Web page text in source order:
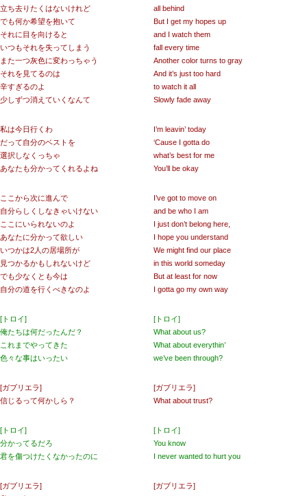
立ち去りたくはないけれど
でも何か希望を抱いて
それに目を向けると
いつもそれを失ってしまう
また一つ灰色に変わっちゃう
それを見てるのは
辛すぎるのよ
少しずつ消えていくなんて
私は今日行くわ
だって自分のベストを
選択しなくっちゃ
あなたも分かってくれるよね
ここから次に進んで
自分らしくしなきゃいけない
ここにいられないのよ
あなたに分かって欲しい
いつかは2人の居場所が
見つかるかもしれないけど
でも少なくとも今は
自分の道を行くべきなのよ
[トロイ]
俺たちは何だったんだ？
これまでやってきた
色々な事はいったい
[ガブリエラ]
信じるって何かしら？
[トロイ]
分かってるだろ
君を傷つけたくなかったのに
[ガブリエラ]
all behind
But I get my hopes up
and I watch them
fall every time
Another color turns to gray
And it’s just too hard
to watch it all
Slowly fade away
I’m leavin’ today
‘Cause I gotta do
what’s best for me
You’ll be okay
I’ve got to move on
and be who I am
I just don’t belong here,
I hope you understand
We might find our place
in this world someday
But at least for now
I gotta go my own way
[トロイ]
What about us?
What about everythin’
we’ve been through?
[ガブリエラ]
What about trust?
[トロイ]
You know
I never wanted to hurt you
[ガブリエラ]